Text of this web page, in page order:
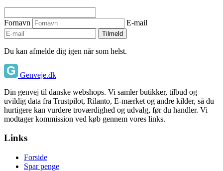
Fornavn E-mail
Tilmeld
Du kan afmelde dig igen når som helst.
Genveje.dk
Din genvej til danske webshops. Vi samler butikker, tilbud og
uvildig data fra Trustpilot, Rilanto, E-mærket og andre kilder, så du
hurtigere kan vurdere troværdighed og udvalg, før du handler. Vi
modtager kommission ved køb gennem vores links.
Links
Forside
Spar penge